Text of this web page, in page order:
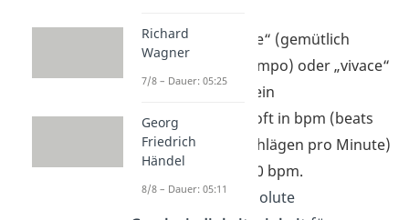
kann z. B. „andante“ (gemütlich
langsam, Schritttempo) oder „vivace“
(lebhaft schnell) sein
Tempo wird auch oft in bpm (beats
per minute, dt.: Schlägen pro Minute)
angegeben, z. B. 80 bpm.
Tempo ist eine absolute
Richard
Wagner
7/8 – Dauer: 05:25
Georg
Friedrich
Händel
8/8 – Dauer: 05:11